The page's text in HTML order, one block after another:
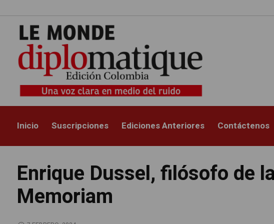
Inicio Suscripciones Ediciones Anteriores Contáctenos
Enrique Dussel, filósofo de
Memoriam